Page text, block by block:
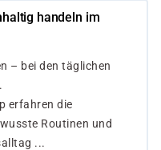
handeln im
– bei den täglichen
erfahren die
Routinen und
...